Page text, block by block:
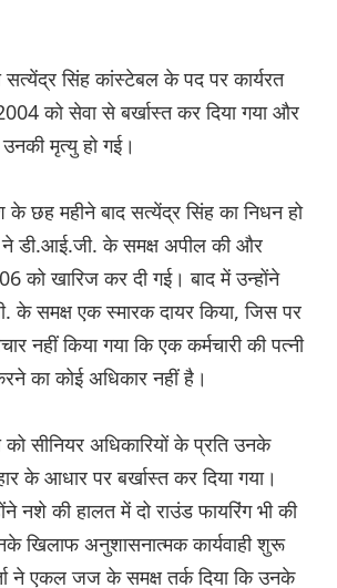
सत्येंद्र सिंह कांस्टेबल के पद पर कार्यरत
को सेवा से बर्खास्त कर दिया गया और
मृत्यु हो गई।
छह महीने बाद सत्येंद्र सिंह का निधन हो
ने डी.आई.जी. के समक्ष अपील की और
को खारिज कर दी गई। बाद में उन्होंने
के समक्ष एक स्मारक दायर किया, जिस पर
नहीं किया गया कि एक कर्मचारी की पत्नी
का कोई अधिकार नहीं है।
को सीनियर अधिकारियों के प्रति उनके
के आधार पर बर्खास्त कर दिया गया।
नशे की हालत में दो राउंड फायरिंग भी की
खिलाफ अनुशासनात्मक कार्यवाही शुरू
ने एकल जज के समक्ष तर्क दिया कि उनके